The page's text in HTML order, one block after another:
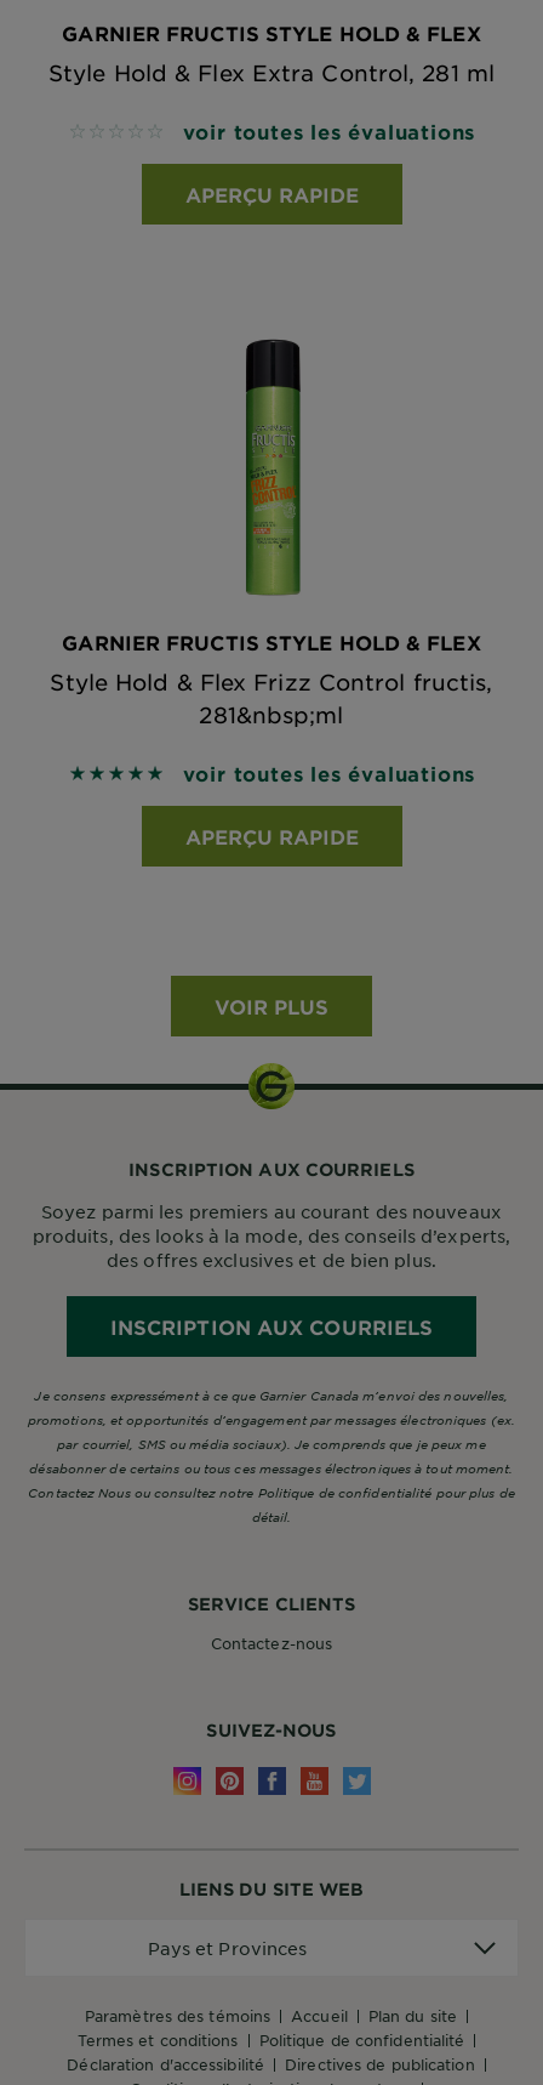
GARNIER FRUCTIS STYLE HOLD & FLEX
Style Hold & Flex Extra Control, 281 ml
No reviews voir toutes les évaluations
APERÇU RAPIDE
GARNIER FRUCTIS STYLE HOLD & FLEX
Style Hold & Flex Frizz Control fructis,
281&nbsp;ml
5 out of 5 stars based on reviews
voir toutes les évaluations
APERÇU RAPIDE
VOIR PLUS
LIENS DU SITE WEB
paramètres des témoins accueil
plan du site
termes et conditions
politique de confidentialité
déclaration d'accessibilité
directives de publication
Pays et Provinces
SERVICE CLIENTS
Contactez-nous
SUIVEZ-NOUS
INSCRIPTION AUX COURRIELS
Soyez parmi les premiers au courant des nouveaux
produits, des looks à la mode, des conseils d’experts,
des offres exclusives et de bien plus.
INSCRIPTION AUX COURRIELS
Je consens expressément à ce que Garnier Canada m’envoi des nouvelles,
promotions, et opportunités d’engagement par messages électroniques (ex.
par courriel, SMS ou média sociaux). Je comprends que je peux me
désabonner de certains ou tous ces messages électroniques à tout moment.
Contactez Nous ou consultez notre Politique de confidentialité pour plus de
détail.